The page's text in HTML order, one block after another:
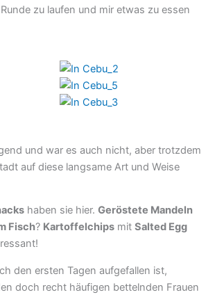
zu laufen und mir etwas zu essen
und war es auch nicht, aber trotzdem
auf diese langsame Art und Weise
haben sie hier. Geröstete Mandeln
Fisch? Kartoffelchips mit Salted Egg
den ersten Tagen aufgefallen ist,
doch recht häufigen bettelnden Frauen